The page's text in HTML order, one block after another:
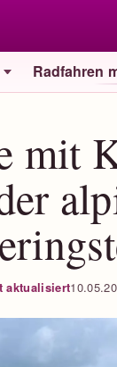
Radfahren
mit
aktualisiert